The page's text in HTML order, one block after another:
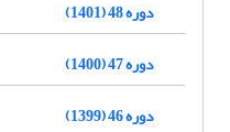
دوره 48 (1401)
دوره 47 (1400)
دوره 46 (1399)